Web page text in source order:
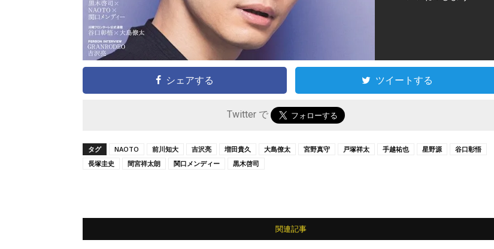
シェアする ツイートする
Twitter で
タグ NAOTO 前川知大 吉沢亮 増田貴久 大島僚太 宮野真守 戸塚祥太 手越祐也 星野源
谷口彰悟
長塚圭史
間宮祥太朗 関口メンディー 黒木啓司
関連記事